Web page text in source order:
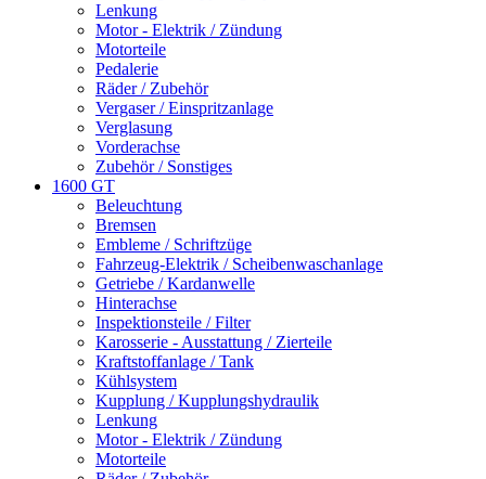
Lenkung
Motor - Elektrik / Zündung
Motorteile
Pedalerie
Räder / Zubehör
Vergaser / Einspritzanlage
Verglasung
Vorderachse
Zubehör / Sonstiges
1600 GT
Beleuchtung
Bremsen
Embleme / Schriftzüge
Fahrzeug-Elektrik / Scheibenwaschanlage
Getriebe / Kardanwelle
Hinterachse
Inspektionsteile / Filter
Karosserie - Ausstattung / Zierteile
Kraftstoffanlage / Tank
Kühlsystem
Kupplung / Kupplungshydraulik
Lenkung
Motor - Elektrik / Zündung
Motorteile